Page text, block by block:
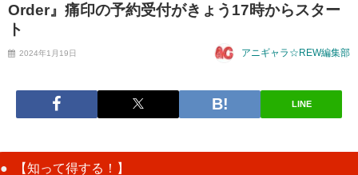
Order』痛印の予約受付がきょう17時からスター
ト
2024年1月19日 アニギャラ☆REW編集部
LINE
【知って得する！】